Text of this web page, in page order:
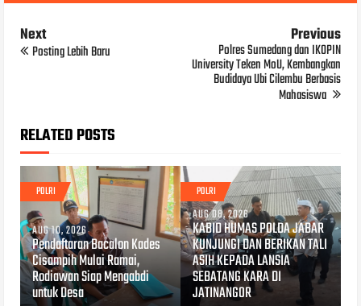
Next
Posting Lebih Baru
Previous
Polres Sumedang dan IKOPIN
University Teken MoU, Kembangkan
Budidaya Ubi Cilembu Berbasis
Mahasiswa
RELATED POSTS
POLRI
AUG 10, 2026
Pendaftaran Bacalon Kades
Cisampih Mulai Ramai,
Rodiawan Siap Mengabdi
untuk Desa
POLRI
AUG 08, 2026
KABID HUMAS POLDA JABAR
KUNJUNGI DAN BERIKAN TALI
ASIH KEPADA LANSIA
SEBATANG KARA DI
JATINANGOR